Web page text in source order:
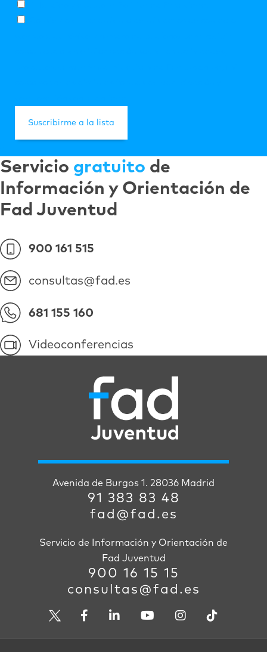
Servicio gratuito de
Información y Orientación de
Fad Juventud
900 161 515
consultas@fad.es
681 155 160
Videoconferencias
Avenida de Burgos 1. 28036 Madrid
91 383 83 48
fad@fad.es
Servicio de Información y Orientación de
Fad Juventud
900 16 15 15
consultas@fad.es